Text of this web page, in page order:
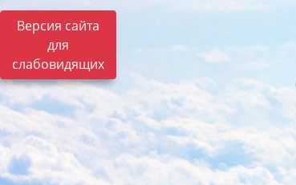
Версия сайта
для
слабовидящих